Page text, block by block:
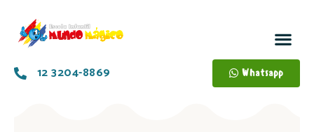
12 3204-8869 Whatsapp